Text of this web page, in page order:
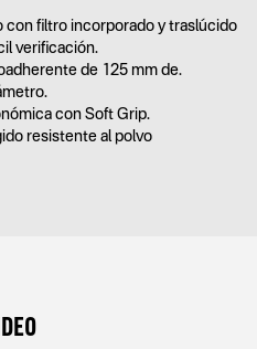
con filtro incorporado y traslúcido
verificación.
de 125 mm de.
con Soft Grip.
resistente al polvo